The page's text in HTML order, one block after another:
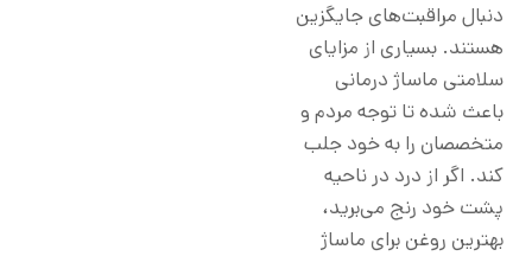
دنبال مراقبت‌های جایگزین
هستند. بسیاری از مزایای
سلامتی ماساژ درمانی
باعث شده تا توجه مردم و
متخصصان را به خود جلب
کند. اگر از درد در ناحیه
پشت خود رنج می‌برید،
بهترین روغن برای ماساژ